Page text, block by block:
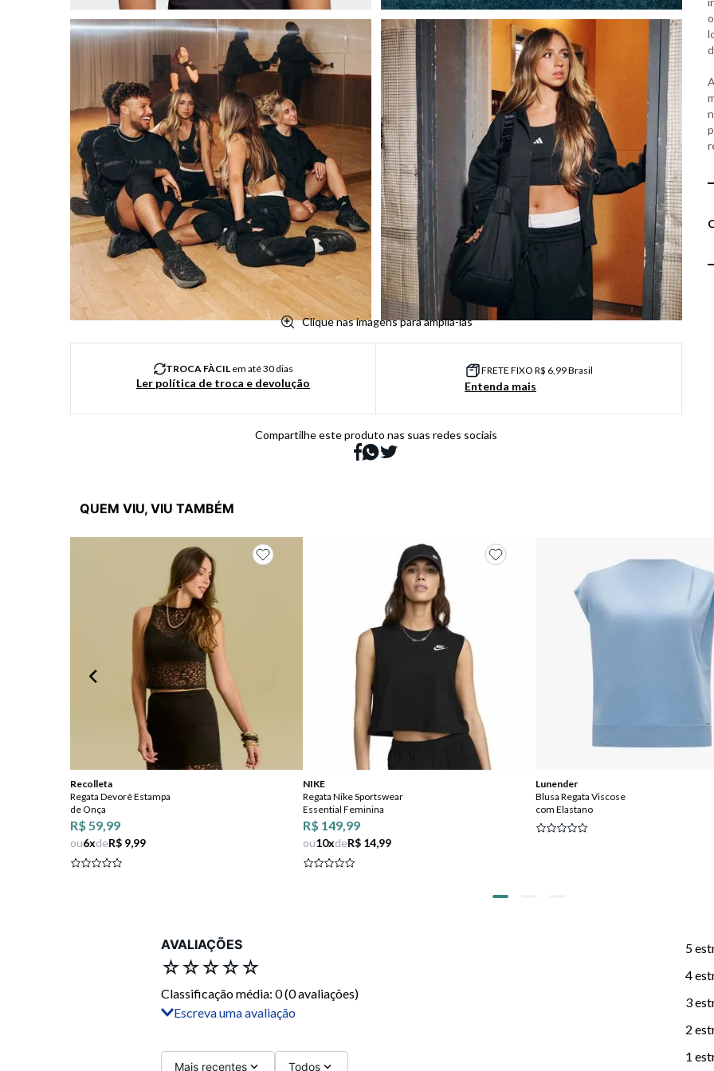
Clique nas imagens para ampliá-las
TROCA FÀCILem até 30 dias
Ler política de troca e devolução
FRETE FIXO R$ 6,99 Brasil
Entenda mais
Compartilhe este produto nas suas redes sociais
QUEM VIU, VIU TAMBÉM
Recolleta
Regata Devorê Estampa
de Onça
R$ 59,99
ou6xdeR$ 9,99
NIKE
Regata Nike Sportswear
Essential Feminina
R$ 149,99
ou10xdeR$ 14,99
Lunender
Blusa Regata Viscose
com Elastano
AVALIAÇÕES
☆☆☆☆☆
Classificação média: 0(0 avaliações)
5
4
3
2
1
Escreva uma avaliação
Título
Mais recentes Todos